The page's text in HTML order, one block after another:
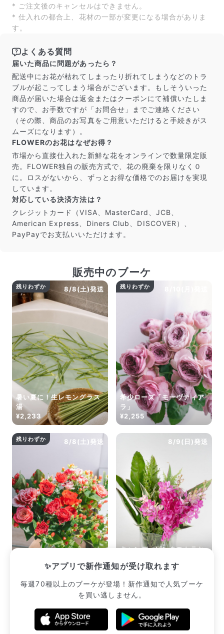
よくある質問
Q. 毎月自動でお花が届くサービスですか？
いいえ、毎月自動でお届けするサービスではありません。好
きな時に好きな花をご注文いただけます。
Q. 配送できないエリアはありますか？
ただいま沖縄・離島エリアへの配送には対応しておりませ
ん。ご了承ください。
Q. 配送日時は指定できますか？
お花をベストなタイミングで発送しているため、お届け日の
指定はできません。受け取り時間帯は、発送後にクロネコヤ
マトのアプリから変更可能です。
Q. 注文後にキャンセルできますか？
ご注文後一定時間内であればキャンセル可能です。
* ご注文後のキャンセルはできません。
* 仕入れの都合上、花材の一部が変更になる場合がありま
す。
よくある質問
届いた商品に問題があったら？
配送中にお花が枯れてしまったり折れてしまうなどのトラ
ブルが起こってしまう場合がございます。もしそういった
商品が届いた場合は返金またはクーポンにて補償いたしま
すので、お手数ですが「お問合せ」までご連絡ください
（その際、商品のお写真をご用意いただけると手続きがス
ムーズになります）。
FLOWERのお花はなぜお得？
市場から直接仕入れた新鮮な花をオンラインで数量限定販
売。FLOWER独自の販売方式で、花の廃棄を限りなく０
に。ロスがないから、ずっとお得な価格でのお届けを実現
しています。
対応している決済方法は？
クレジットカード（VISA、MasterCard、JCB、
American Express、Diners Club、DISCOVER）、
PayPayでお支払いいただけます。
✨アプリで新作通知が受け取れます
毎週70種以上のブーケが登場！新作通知で人気ブーケ
を買い逃しません。
販売中のブーケ
8/8(土)発送
残りわずか
暑い夏に！生レモングラス
湯
¥2,233
残りわずか
希少ローズ「モーヴティア
ラ」
¥2,255
8/8(土)発送
残りわずか 8/9(日)発送
キャンディピンクモカラと
¥2,420
販売中のブーケ一覧へ